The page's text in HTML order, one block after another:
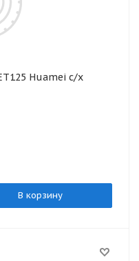
Huamei с/х
В корзину